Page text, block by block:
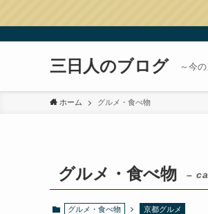
三日人のブログ ～今
ホーム グルメ・食べ物
グルメ・食べ物 –
グルメ・食べ物 京都グルメ